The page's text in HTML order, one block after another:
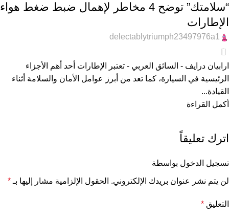
“سلامتك” توضح 4 مخاطر لإهمال ضبط ضغط هواء
الإطارات
delectablytriumph23497976a1
0
ارابيان درايف - السائق العربي - تعتبر الإطارات أحد أهم الأجزاء
الرئيسية في السيارة، كما تعد من أبرز عوامل الأمان والسلامة أثناء
القيادة...
أكمل القراءة
اترك تعليقاً
تسجيل الدخول بواسطة
لن يتم نشر عنوان بريدك الإلكتروني. الحقول الإلزامية مشار إليها بـ *
التعليق *